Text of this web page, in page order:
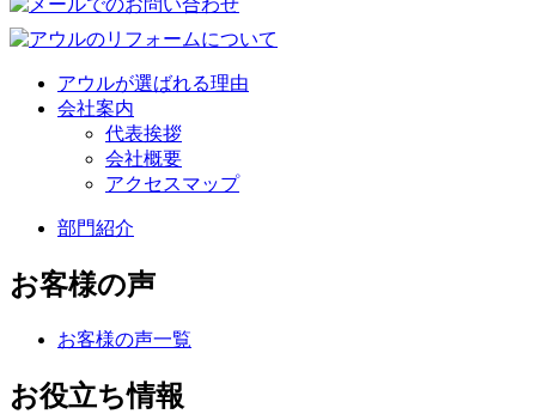
アウルが選ばれる理由
会社案内
代表挨拶
会社概要
アクセスマップ
部門紹介
お客様の声
お客様の声一覧
お役立ち情報